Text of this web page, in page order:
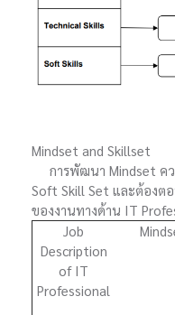
Mindset and Skillset
การพัฒนา Mindset คว
Soft Skill Set และต้องต
ของงานทางด้าน IT
Job
Description
of IT
Professional